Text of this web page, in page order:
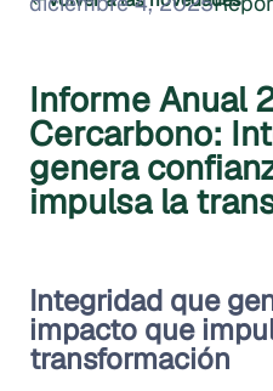
Informe Anual
Cercarbono:
genera
impulsa la
Integridad que
impacto que
transformación